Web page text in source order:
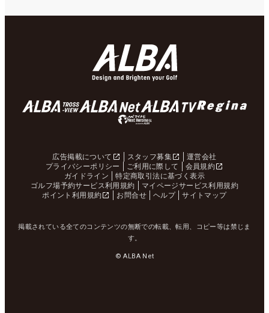
広告掲載について スタッフ募集
運営会社
プライバシーポリシー
ご利用に際して
会員規約
ガイドライン
特定商取引法に基づく表示
ゴルフ場予約サービス利用規約
マイページサービス利用規約
ポイント利用規約
お問合せ ヘルプ サイトマップ
掲載されている全てのコンテンツの無断での転載、転用、コピー等は禁じま
す。
© ALBA Net